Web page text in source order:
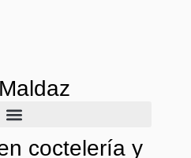
coctelería y